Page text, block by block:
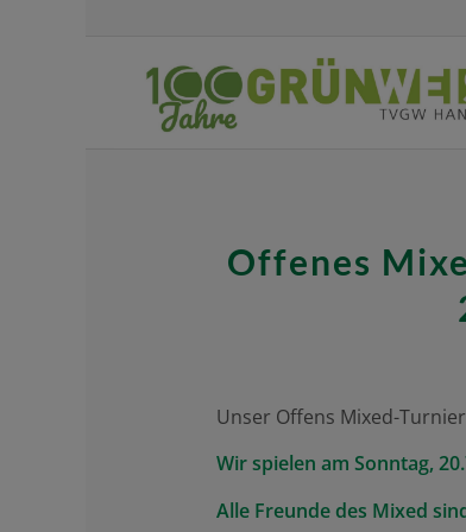
Offenes
Unser Offens Mixed-
Wir spielen am Sonntag,
Alle Freunde des Mixed